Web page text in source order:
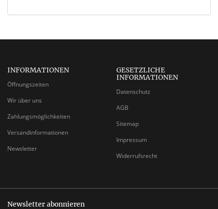
INFORMATIONEN
Öffnungszeiten
Wir über uns
Zahlungsmöglichkeiten
Versandinformationen
Newsletter
GESETZLICHE
INFORMATIONEN
Datenschutz
AGB
Sitemap
Impressum
Widerrufsrecht
Newsletter abonnieren